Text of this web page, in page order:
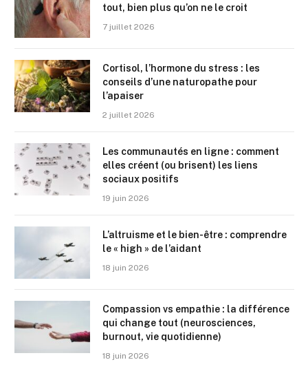
tout, bien plus qu’on ne le croit
7 juillet 2026
Cortisol, l’hormone du stress : les
conseils d’une naturopathe pour
l’apaiser
2 juillet 2026
Les communautés en ligne : comment
elles créent (ou brisent) les liens
sociaux positifs
19 juin 2026
L’altruisme et le bien-être : comprendre
le « high » de l’aidant
18 juin 2026
Compassion vs empathie : la différence
qui change tout (neurosciences,
burnout, vie quotidienne)
18 juin 2026